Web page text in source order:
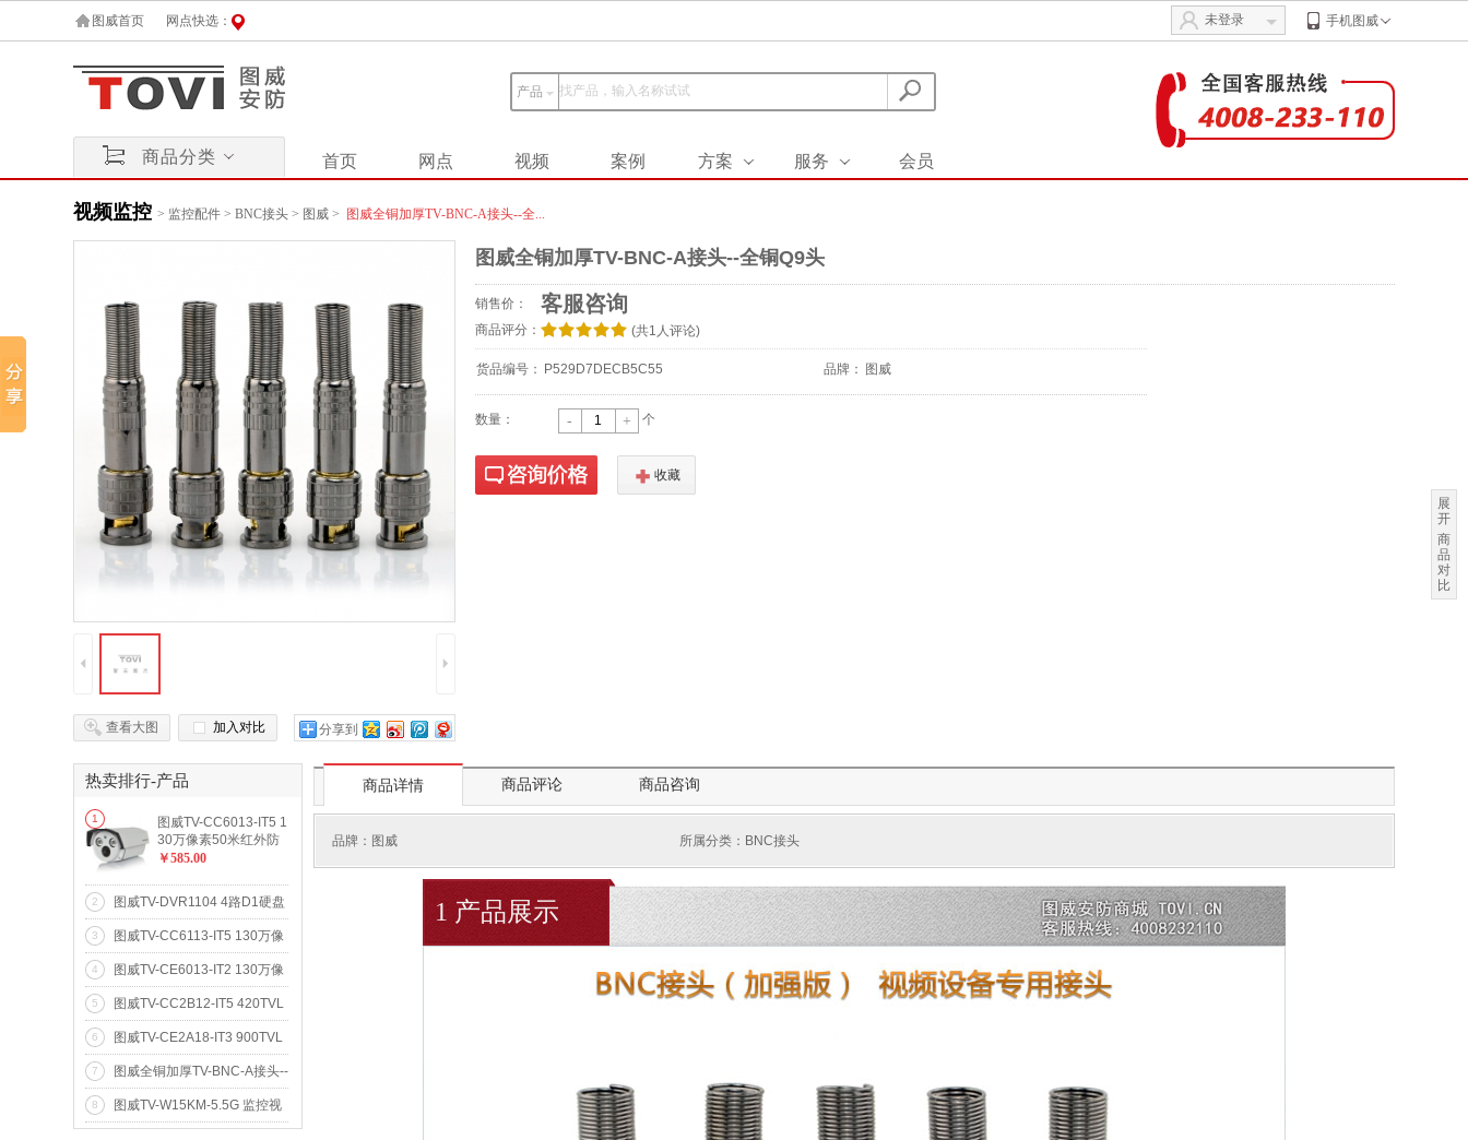
图威首页 网点快选： 未登录 手机图威
产品
商品分类 首页 网点 视频 案例 方案 服务 会员
视频监控 > 监控配件 > BNC接头 > 图威 > 图威全铜加厚TV-BNC-A接头--全...
4 5
查看大图 加入对比 分享到
图威全铜加厚TV-BNC-A接头--全铜Q9头
销售价： 客服咨询
商品评分： /////
..... (共1人评论)
货品编号： P529D7DECB5C55 品牌： 图威
数量： - + 个
F 收藏
热卖排行-产品
图威TV-CC6013-IT5 1
30万像素50米红外防
水网络高清摄像机(96
￥585.00
1
图威TV-DVR1104 4路D1硬盘
录像机(VGA)(SATA*1)
2
图威TV-CC6113-IT5 130万像
素50米红外防水网络高清摄像
机(960p)
3
图威TV-CE6013-IT2 130万像
素20米红外阵列网络高清摄像
机(960p)
4
图威TV-CC2B12-IT5 420TVL
50米点阵红外摄像机(1/4"Son
y CCD)
5
图威TV-CE2A18-IT3 900TVL
高清30米红外半球摄像机(1/
4"CMOS IR-CUT 低照度)
6
图威全铜加厚TV-BNC-A接头--
全铜Q9头
7
图威TV-W15KM-5.5G 监控视
频10公里无线网络传输器
8
商品详情 商品评论 商品咨询
品牌： 图威 所属分类：BNC接头
1 产品展示
展
开
商
品
对
比